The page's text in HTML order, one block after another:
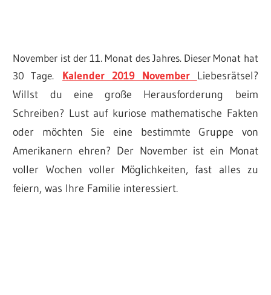
November ist der 11. Monat des Jahres. Dieser Monat hat
30 Tage. Kalender 2019 November Liebesrätsel?
Willst du eine große Herausforderung beim
Schreiben? Lust auf kuriose mathematische Fakten
oder möchten Sie eine bestimmte Gruppe von
Amerikanern ehren? Der November ist ein Monat
voller Wochen voller Möglichkeiten, fast alles zu
feiern, was Ihre Familie interessiert.